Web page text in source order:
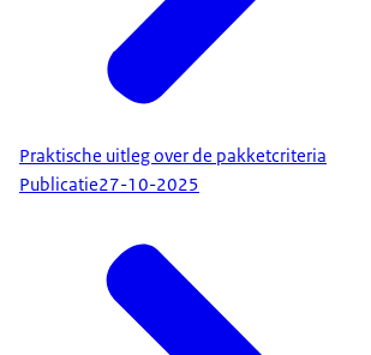
Praktische uitleg over de pakketcriteria
Publicatie27-10-2025